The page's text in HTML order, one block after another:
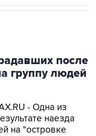
после
группу людей
- Одна из
наезда
на "островке